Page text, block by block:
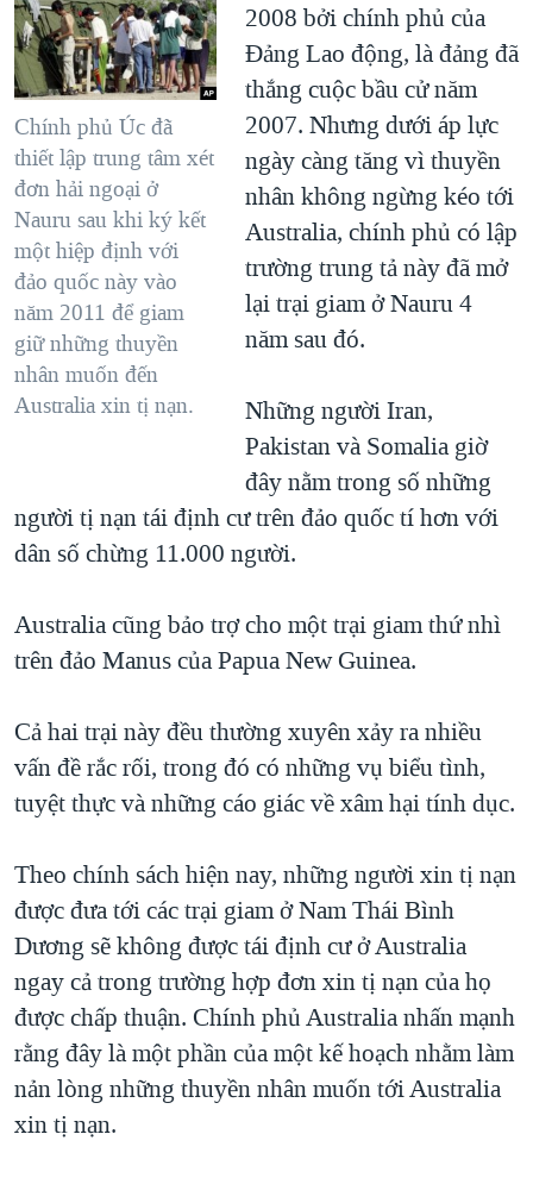
Chính phủ Úc đã
thiết lập trung tâm xét
đơn hải ngoại ở
Nauru sau khi ký kết
một hiệp định với
đảo quốc này vào
năm 2011 để giam
giữ những thuyền
nhân muốn đến
Australia xin tị nạn.
2008 bởi chính phủ của
Đảng Lao động, là đảng đã
thắng cuộc bầu cử năm
2007. Nhưng dưới áp lực
ngày càng tăng vì thuyền
nhân không ngừng kéo tới
Australia, chính phủ có lập
trường trung tả này đã mở
lại trại giam ở Nauru 4
năm sau đó.
Những người Iran,
Pakistan và Somalia giờ
đây nằm trong số những
người tị nạn tái định cư trên đảo quốc tí hơn với
dân số chừng 11.000 người.
Australia cũng bảo trợ cho một trại giam thứ nhì
trên đảo Manus của Papua New Guinea.
Cả hai trại này đều thường xuyên xảy ra nhiều
vấn đề rắc rối, trong đó có những vụ biểu tình,
tuyệt thực và những cáo giác về xâm hại tính dục.
Theo chính sách hiện nay, những người xin tị nạn
được đưa tới các trại giam ở Nam Thái Bình
Dương sẽ không được tái định cư ở Australia
ngay cả trong trường hợp đơn xin tị nạn của họ
được chấp thuận. Chính phủ Australia nhấn mạnh
rằng đây là một phần của một kế hoạch nhằm làm
nản lòng những thuyền nhân muốn tới Australia
xin tị nạn.